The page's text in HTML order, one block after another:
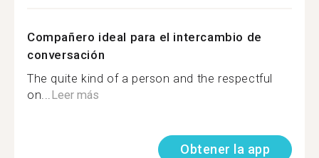
Compañero ideal para el intercambio de
conversación
The quite kind of a person and the respectful
on... Leer más
Obtener la app